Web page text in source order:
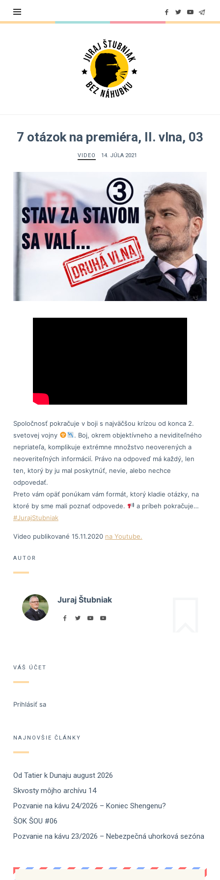
Juraj
Štubniak
7 otázok na premiéra, II. vlna, 03
VIDEO 14. JÚLA 2021
Spoločnosť pokračuje v boji s najväčšou krízou od konca 2.
svetovej vojny
. Boj, okrem objektívneho a neviditeľného
nepriateľa, komplikuje extrémne množstvo neoverených a
neoveriteľných informácií. Právo na odpoveď má každý, len
ten, ktorý by ju mal poskytnúť, nevie, alebo nechce
odpovedať.
Preto vám opäť ponúkam vám formát, ktorý kladie otázky, na
ktoré by sme mali poznať odpovede.
a príbeh pokračuje…
#JurajStubniak
Video publikované 15.11.2020 na Youtube.
AUTOR
Juraj Štubniak
VÁŠ ÚČET
Prihlásiť sa
NAJNOVŠIE ČLÁNKY
Od Tatier k Dunaju august 2026
Skvosty môjho archívu 14
Pozvanie na kávu 24/2026 – Koniec Shengenu?
ŠOK ŠOU #06
Pozvanie na kávu 23/2026 – Nebezpečná uhorková sezóna